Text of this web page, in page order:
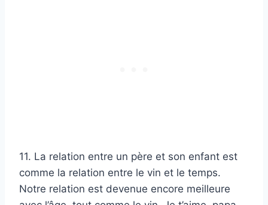
11. La relation entre un père et son enfant est
comme la relation entre le vin et le temps.
Notre relation est devenue encore meilleure